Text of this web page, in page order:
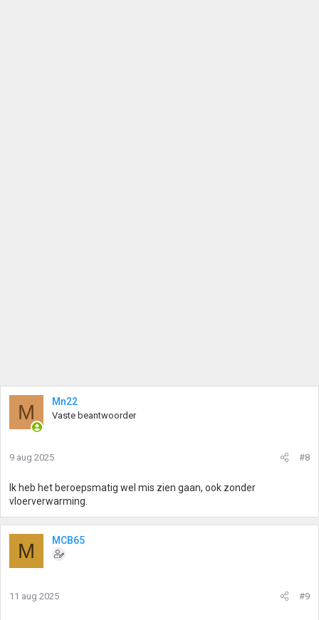
M Mn22
Vaste beantwoorder
9 aug 2025 #8
Ik heb het beroepsmatig wel mis zien gaan, ook zonder
vloerverwarming.
M MCB65
11 aug 2025 #9